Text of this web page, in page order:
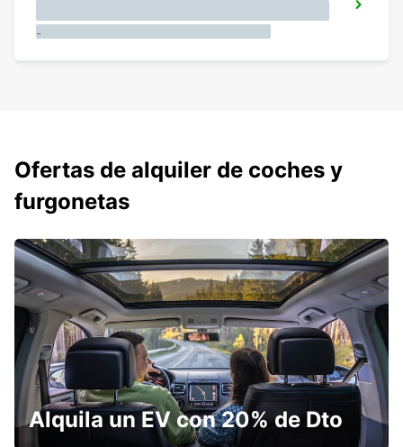
-
Ofertas de alquiler de coches y
furgonetas
Alquila un EV con 20% de Dto